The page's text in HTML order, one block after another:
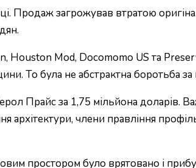
Продаж загрожував втратою
Houston Mod, Docomomo US та
То була не абстрактна боротьба
Прайс за 1,75 мільйона доларів.
члени правління
простором було врятовано і